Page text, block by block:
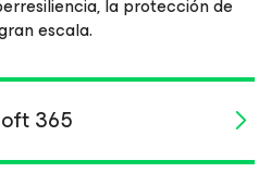
escala.
365